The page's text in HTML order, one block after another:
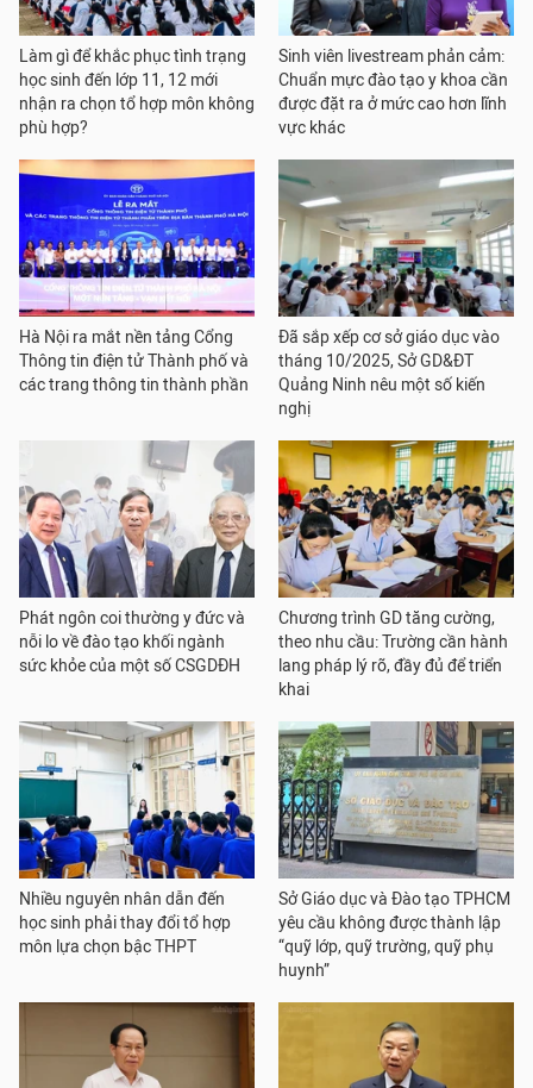
Làm gì để khắc phục tình trạng
học sinh đến lớp 11, 12 mới
nhận ra chọn tổ hợp môn không
phù hợp?
Sinh viên livestream phản cảm:
Chuẩn mực đào tạo y khoa cần
được đặt ra ở mức cao hơn lĩnh
vực khác
Hà Nội ra mắt nền tảng Cổng
Thông tin điện tử Thành phố và
các trang thông tin thành phần
Đã sắp xếp cơ sở giáo dục vào
tháng 10/2025, Sở GD&ĐT
Quảng Ninh nêu một số kiến
nghị
Phát ngôn coi thường y đức và
nỗi lo về đào tạo khối ngành
sức khỏe của một số CSGDĐH
Chương trình GD tăng cường,
theo nhu cầu: Trường cần hành
lang pháp lý rõ, đầy đủ để triển
khai
Nhiều nguyên nhân dẫn đến
học sinh phải thay đổi tổ hợp
môn lựa chọn bậc THPT
Sở Giáo dục và Đào tạo TPHCM
yêu cầu không được thành lập
“quỹ lớp, quỹ trường, quỹ phụ
huynh”